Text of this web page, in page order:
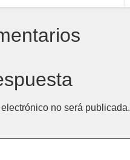
no será publicada.